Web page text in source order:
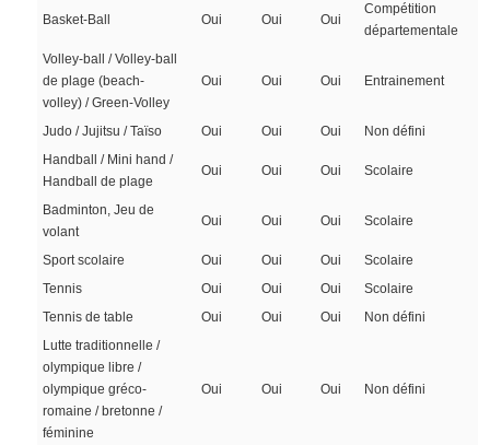
Basket-Ball Oui Oui Oui
Compétition
départementale
Volley-ball / Volley-ball
de plage (beach-
volley) / Green-Volley
Oui Oui Oui Entrainement
Judo / Jujitsu / Taïso Oui Oui Oui
Non défini
Handball / Mini hand /
Handball de plage
Oui Oui Oui Scolaire
Badminton, Jeu de
volant
Oui Oui Oui Scolaire
Sport scolaire Oui Oui Oui
Scolaire
Tennis
Oui Oui Oui
Scolaire
Tennis de table
Oui Oui Oui
Non défini
Lutte traditionnelle /
olympique libre /
olympique gréco-
romaine / bretonne /
féminine
Oui Oui Oui Non défini